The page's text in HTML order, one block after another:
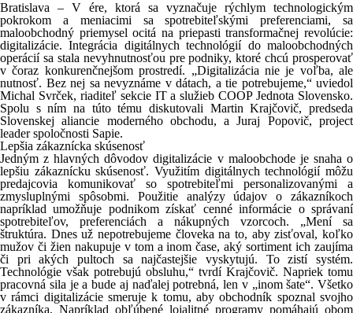
Bratislava – V ére, ktorá sa vyznačuje rýchlym technologickým
pokrokom a meniacimi sa spotrebiteľskými preferenciami, sa
maloobchodný priemysel ocitá na priepasti transformačnej revolúcie:
digitalizácie. Integrácia digitálnych technológií do maloobchodných
operácií sa stala nevyhnutnosťou pre podniky, ktoré chcú prosperovať
v čoraz konkurenčnejšom prostredí. „Digitalizácia nie je voľba, ale
nutnosť. Bez nej sa nevyznáme v dátach, a tie potrebujeme,“ uviedol
Michal Svrček, riaditeľ sekcie IT a služieb COOP Jednota Slovensko.
Spolu s ním na túto tému diskutovali Martin Krajčovič, predseda
Slovenskej aliancie moderného obchodu, a Juraj Popovič, project
leader spoločnosti Sapie.
Lepšia zákaznícka skúsenosť
Jedným z hlavných dôvodov digitalizácie v maloobchode je snaha o
lepšiu zákaznícku skúsenosť. Využitím digitálnych technológií môžu
predajcovia komunikovať so spotrebiteľmi personalizovanými a
zmysluplnými spôsobmi. Použitie analýzy údajov o zákazníkoch
napríklad umožňuje podnikom získať cenné informácie o správaní
spotrebiteľov, preferenciách a nákupných vzorcoch. „Mení sa
štruktúra. Dnes už nepotrebujeme človeka na to, aby zisťoval, koľko
mužov či žien nakupuje v tom a inom čase, aký sortiment ich zaujíma
či pri akých pultoch sa najčastejšie vyskytujú. To zistí systém.
Technológie však potrebujú obsluhu,“ tvrdí Krajčovič. Napriek tomu
pracovná sila je a bude aj naďalej potrebná, len v „inom šate“. Všetko
v rámci digitalizácie smeruje k tomu, aby obchodník spoznal svojho
zákazníka. Napríklad obľúbené lojalitné programy pomáhajú obom